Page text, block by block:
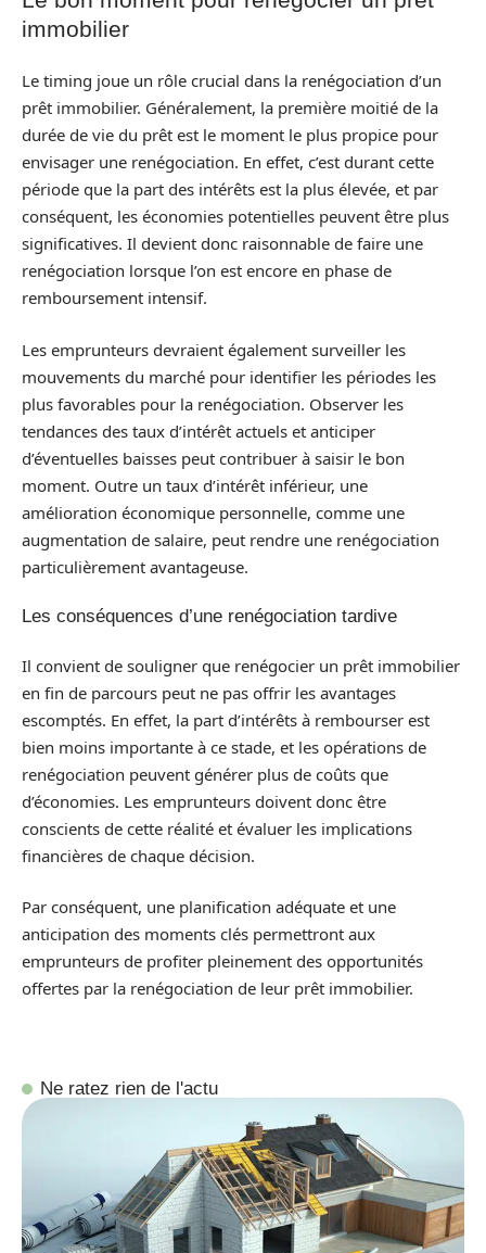
immobilier
Le timing joue un rôle crucial dans la renégociation d’un
prêt immobilier. Généralement, la première moitié de la
durée de vie du prêt est le moment le plus propice pour
envisager une renégociation. En effet, c’est durant cette
période que la part des intérêts est la plus élevée, et par
conséquent, les économies potentielles peuvent être plus
significatives. Il devient donc raisonnable de faire une
renégociation lorsque l’on est encore en phase de
remboursement intensif.
Les emprunteurs devraient également surveiller les
mouvements du marché pour identifier les périodes les
plus favorables pour la renégociation. Observer les
tendances des taux d’intérêt actuels et anticiper
d’éventuelles baisses peut contribuer à saisir le bon
moment. Outre un taux d’intérêt inférieur, une
amélioration économique personnelle, comme une
augmentation de salaire, peut rendre une renégociation
particulièrement avantageuse.
Les conséquences d’une renégociation tardive
Il convient de souligner que renégocier un prêt immobilier
en fin de parcours peut ne pas offrir les avantages
escomptés. En effet, la part d’intérêts à rembourser est
bien moins importante à ce stade, et les opérations de
renégociation peuvent générer plus de coûts que
d’économies. Les emprunteurs doivent donc être
conscients de cette réalité et évaluer les implications
financières de chaque décision.
Par conséquent, une planification adéquate et une
anticipation des moments clés permettront aux
emprunteurs de profiter pleinement des opportunités
offertes par la renégociation de leur prêt immobilier.
Ne ratez rien de l'actu